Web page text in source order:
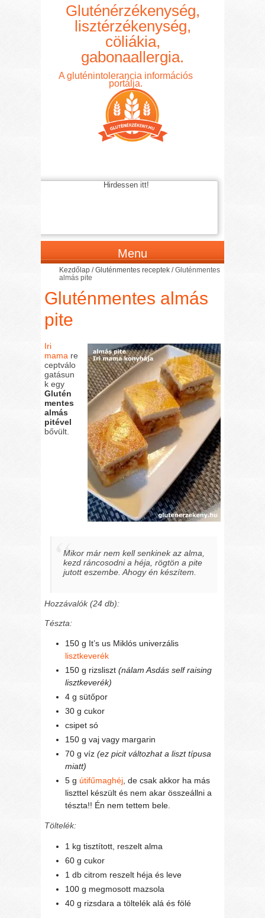
Gluténérzékenység,
lisztérzékenység,
cöliákia,
gabonaallergia.
A gluténintolerancia információs
portálja.
Hirdessen itt!
Menu
Kezdőlap /Gluténmentes receptek /Gluténmentes
almás pite
Gluténmentes almás
pite
Iri
mama re
ceptválo
gatásun
k egy
Glutén
mentes
almás
pitével
bővült.
Mikor már nem kell senkinek az alma,
kezd ráncosodni a héja, rögtön a pite
jutott eszembe. Ahogy én készítem.
Hozzávalók (24 db):
Tészta:
150 g It’s us Miklós univerzális
lisztkeverék
150 g rizsliszt(nálam Asdás self raising
lisztkeverék)
4 g sütőpor
30 g cukor
csipet só
150 g vaj vagy margarin
70 g víz(ez picit változhat a liszt típusa
miatt)
5 g útifűmaghéj, de csak akkor ha más
liszttel készült és nem akar összeállni a
tészta!! Én nem tettem bele.
Töltelék:
1 kg tisztított, reszelt alma
60 g cukor
1 db citrom reszelt héja és leve
100 g megmosott mazsola
40 g rizsdara a töltelék alá és fölé